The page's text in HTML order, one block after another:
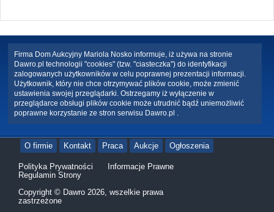
Firma Dom Aukcyjny Mariola Nosko informuje, iż używa na stronie
Dawro.pl technologii "cookies" (tzw. "ciasteczka") do identyfikacji
zalogowanych użytkowników w celu poprawnej prezentacji informacji.
Użytkownik, który nie chce otrzymywać plików cookie, może zmienić
ustawienia swojej przeglądarki. Ostrzegamy iż wyłączenie w
przeglądarce obsługi plików cookie może utrudnić bądź uniemożliwić
poprawne korzystanie ze stron serwisu Dawro.pl .
O firmie Kontakt Praca Aukcje Ogłoszenia
Polityka Prywatności
Informacje Prawne
Regulamin Strony
Copyright © Dawro 2026, wszelkie prawa
zastrzeżone